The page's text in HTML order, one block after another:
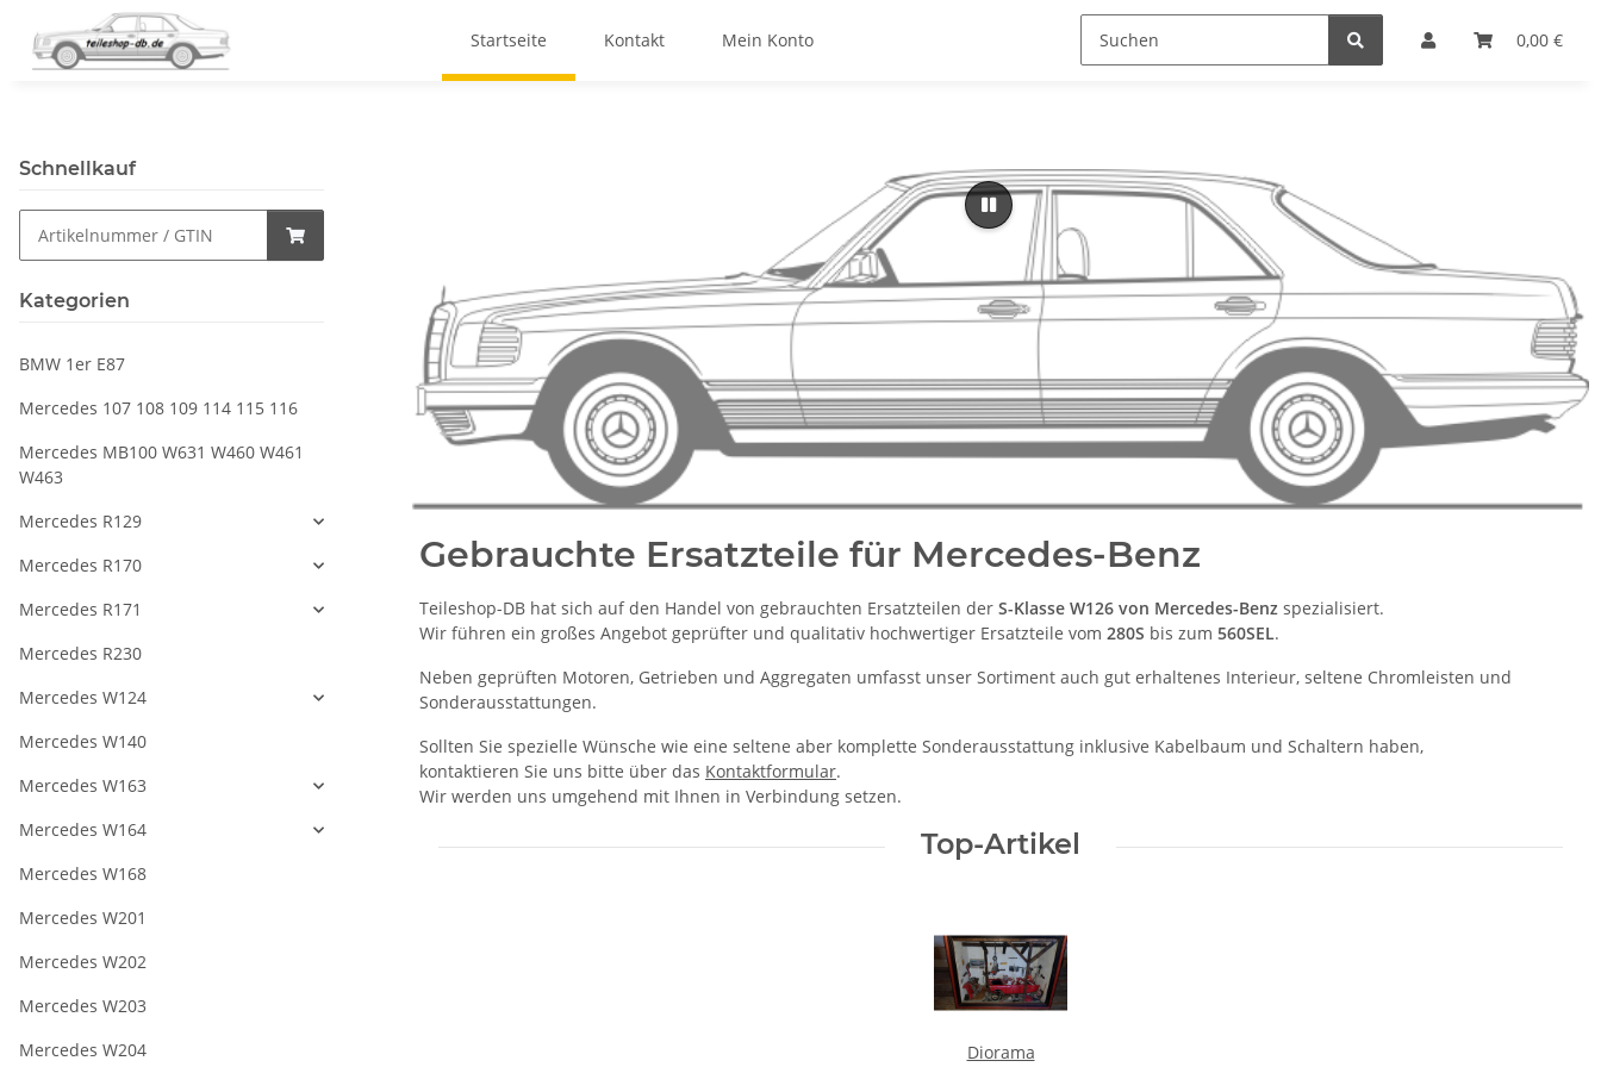
0,00 €
Startseite Kontakt Mein Konto
Gebrauchte Ersatzteile für Mercedes-Benz
Teileshop-DB hat sich auf den Handel von gebrauchten Ersatzteilen der S-Klasse W126 von Mercedes-Benz spezialisiert.
Wir führen ein großes Angebot geprüfter und qualitativ hochwertiger Ersatzteile vom 280S bis zum 560SEL.
Neben geprüften Motoren, Getrieben und Aggregaten umfasst unser Sortiment auch gut erhaltenes Interieur, seltene Chromleisten und
Sonderausstattungen.
Sollten Sie spezielle Wünsche wie eine seltene aber komplette Sonderausstattung inklusive Kabelbaum und Schaltern haben,
kontaktieren Sie uns bitte über das Kontaktformular.
Wir werden uns umgehend mit Ihnen in Verbindung setzen.
Top-Artikel
Diorama
Schnellkauf
Kategorien
BMW 1er E87
Mercedes 107 108 109 114 115 116
Mercedes MB100 W631 W460 W461
W463
Mercedes R129
Mercedes R170
Mercedes R171
Mercedes R230
Mercedes W124
Mercedes W140
Mercedes W163
Mercedes W164
Mercedes W168
Mercedes W201
Mercedes W202
Mercedes W203
Mercedes W204